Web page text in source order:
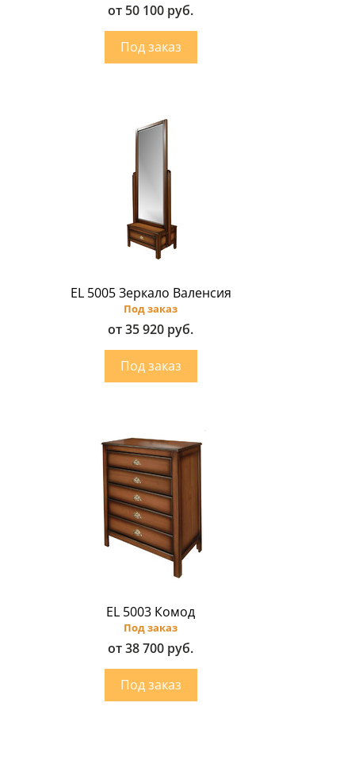
от 50 100 руб.
EL 5005 Зеркало Валенсия
Под заказ
от 35 920 руб.
EL 5003 Комод
Под заказ
от 38 700 руб.